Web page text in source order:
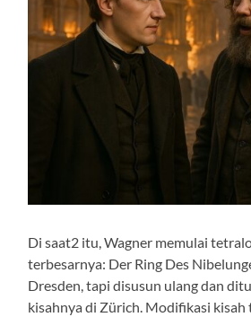
Di saat2 itu, Wagner memulai
terbesarnya: Der Ring Des
Dresden, tapi disusun ulang dan
kisahnya di Zürich. Modifikasi